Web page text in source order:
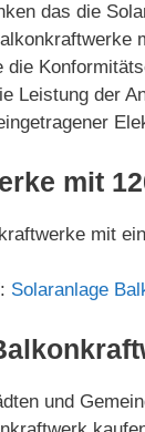
das die
die
Leistung der
mit
mit
Solaranlage
und